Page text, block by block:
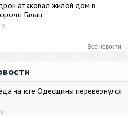
атаковал жилой дом в
Галац
0
Все новости →
на юге Одесщины перевернулся
0